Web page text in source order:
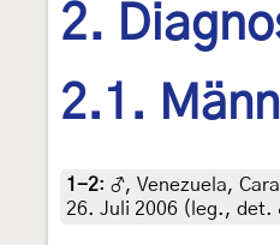
2.
2.1.
1-2: ♂, Venezuela,
26. Juli 2006 (leg., det.